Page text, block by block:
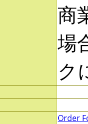
商
場
ク
Order